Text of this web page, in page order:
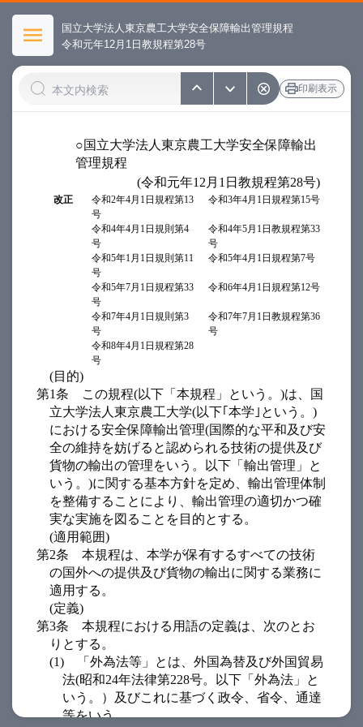
国立大学法人東京農工大学安全保障輸出管理規程
令和元年12月1日教規程第28号
印刷表示
○国立大学法人東京農工大学安全保障輸出
管理規程
(令和元年12月1日教規程第28号)
改正
令和2年4月1日規程第13
号
令和3年4月1日規程第15号
令和4年4月1日規則第4
号
令和4年5月1日教規程第33
号
令和5年1月1日規則第11
号
令和5年4月1日規程第7号
令和5年7月1日規程第33
号
令和6年4月1日規程第12号
令和7年4月1日規則第3
号
令和7年7月1日教規程第36
号
令和8年4月1日規程第28
号
(目的)
第1条
この規程(以下「本規程」という。)は、国
立大学法人東京農工大学(以下｢本学｣という。)
における安全保障輸出管理(国際的な平和及び安
全の維持を妨げると認められる技術の提供及び
貨物の輸出の管理をいう。以下「輸出管理」と
いう。)に関する基本方針を定め、輸出管理体制
を整備することにより、輸出管理の適切かつ確
実な実施を図ることを目的とする。
(適用範囲)
第2条 本規程は、本学が保有するすべての技術
の国外への提供及び貨物の輸出に関する業務に
適用する。
(定義)
第3条 本規程における用語の定義は、次のとお
りとする。
(1)
「外為法等」とは、外国為替及び外国貿易
法(昭和24年法律第228号。以下「外為法」と
いう。）及びこれに基づく政令、省令、通達
等をいう。